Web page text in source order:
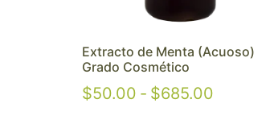
Extracto de Menta (Acuoso)
Grado Cosmético
$50.00 - $685.00